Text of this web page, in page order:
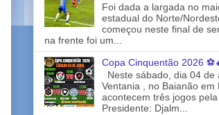
Foi dada a largada no
estadual do Norte/
começou neste final de
na frente foi um...
Copa Cinquentão 2026
Neste sábado, dia 04 de
Ventania , no Baianão em
acontecem três jogos
Presidente: Djalm...